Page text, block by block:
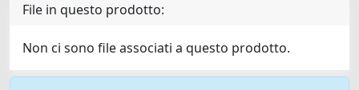
File in questo prodotto:
Non ci sono file associati a questo prodotto.